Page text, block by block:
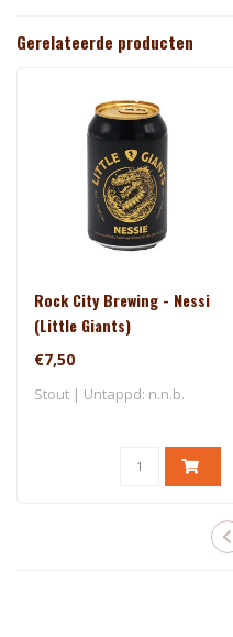
Gerelateerde producten
Rock City Brewing - Nessi
(Little Giants)
€7,50
Stout | Untappd: n.n.b.